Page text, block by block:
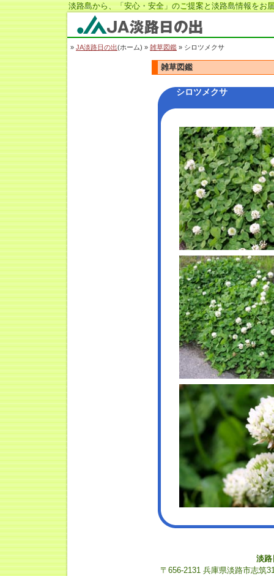
淡路島から、「安心・安全」のご提案と淡路島情報をお
JA淡路日の出
» JA淡路日の出(ホーム) » 雑草図鑑 » シロツメクサ
雑草図鑑
シロツメクサ
淡路
〒656-2131 兵庫県淡路市志筑